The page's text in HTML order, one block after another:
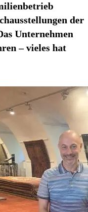
der
Unternehmen
– vieles hat